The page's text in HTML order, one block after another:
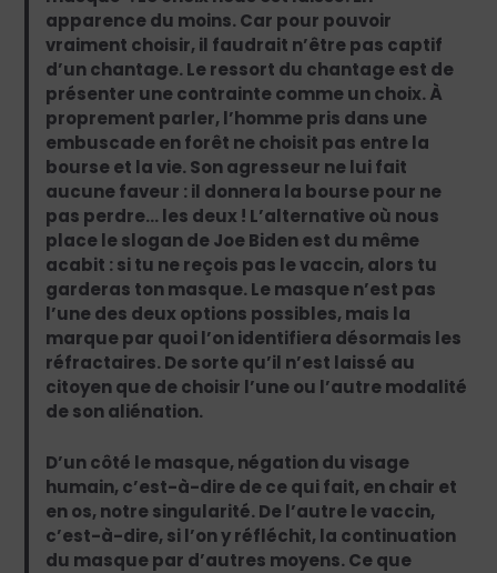
apparence du moins. Car pour pouvoir
vraiment choisir, il faudrait n’être pas captif
d’un chantage. Le ressort du chantage est de
présenter une contrainte comme un choix. À
proprement parler, l’homme pris dans une
embuscade en forêt ne choisit pas entre la
bourse et la vie. Son agresseur ne lui fait
aucune faveur : il donnera la bourse pour ne
pas perdre… les deux ! L’alternative où nous
place le slogan de Joe Biden est du même
acabit : si tu ne reçois pas le vaccin, alors tu
garderas ton masque. Le masque n’est pas
l’une des deux options possibles, mais la
marque par quoi l’on identifiera désormais les
réfractaires. De sorte qu’il n’est laissé au
citoyen que de choisir l’une ou l’autre modalité
de son aliénation.
D’un côté le masque, négation du visage
humain, c’est-à-dire de ce qui fait, en chair et
en os, notre singularité. De l’autre le vaccin,
c’est-à-dire, si l’on y réfléchit, la continuation
du masque par d’autres moyens. Ce que